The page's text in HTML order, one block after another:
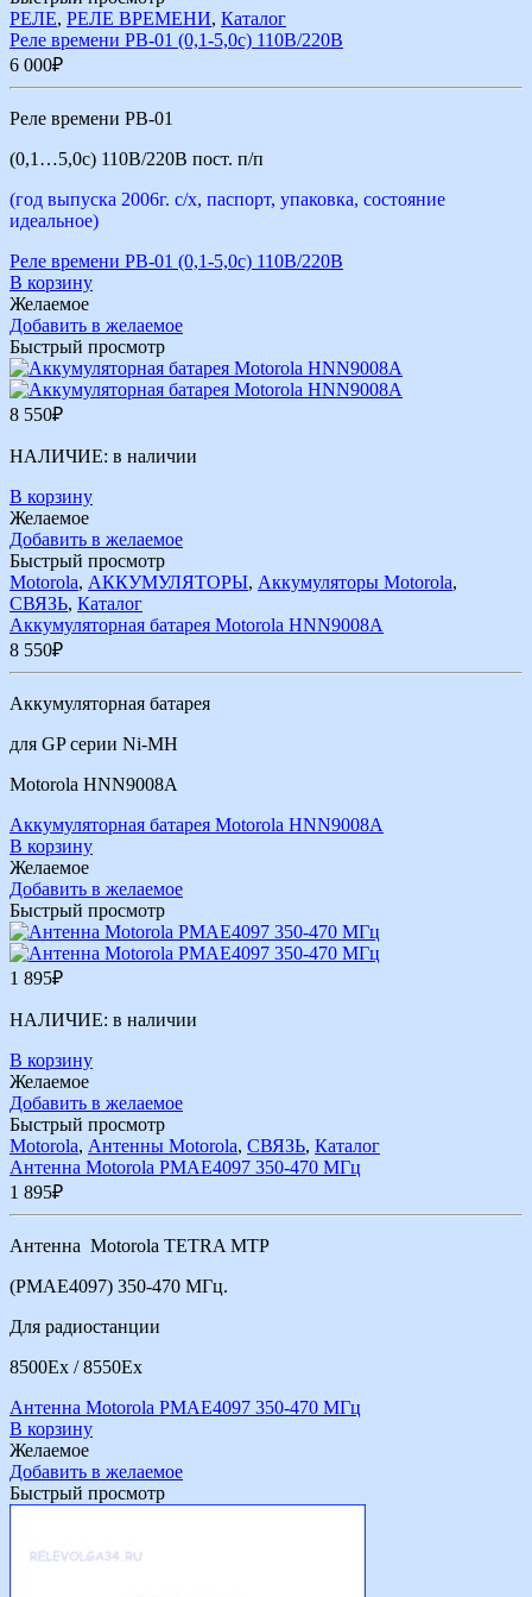
РЕЛЕ, РЕЛЕ ВРЕМЕНИ, Каталог
Реле времени РВ-01 (0,1-5,0с) 110В/220В
6 000₽
Реле времени РВ-01
(0,1…5,0с) 110В/220В пост. п/п
(год выпуска 2006г. с/х, паспорт, упаковка, состояние
идеальное)
Реле времени РВ-01 (0,1-5,0с) 110В/220В
В корзину
Желаемое
Добавить в желаемое
Быстрый просмотр
8 550₽
НАЛИЧИЕ: в наличии
В корзину
Желаемое
Добавить в желаемое
Быстрый просмотр
Motorola, АККУМУЛЯТОРЫ, Аккумуляторы Motorola,
СВЯЗЬ, Каталог
Аккумуляторная батарея Motorola HNN9008A
8 550₽
Аккумуляторная батарея
для GP серии Ni-MH
Motorola HNN9008A
Аккумуляторная батарея Motorola HNN9008A
В корзину
Желаемое
Добавить в желаемое
Быстрый просмотр
1 895₽
НАЛИЧИЕ: в наличии
В корзину
Желаемое
Добавить в желаемое
Быстрый просмотр
Motorola, Антенны Motorola, СВЯЗЬ, Каталог
Антенна Motorola PMAE4097 350-470 МГц
1 895₽
Антенна Motorola TETRA MTP
(PMAE4097) 350-470 МГц.
Для радиостанции
8500Ex / 8550Ex
Антенна Motorola PMAE4097 350-470 МГц
В корзину
Желаемое
Добавить в желаемое
Быстрый просмотр